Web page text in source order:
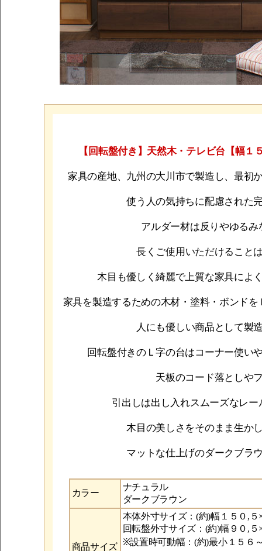
【回転盤付き】天然木・テレビ台【幅
家具の産地、九州の大川市で製造し、最初
使う人の気持ちに配慮された
アルダー材は反りやゆるみ
長くご使用いただけること
木目も優しく綺麗で上質な家具によ
家具を製造するための木材・塗料・ボン
人にも優しい商品として製
回転盤付きのＬ字の台はコーナー使い
天板のコード落としや
引出しは出し入れスムーズなレ
木目の美しさをそのまま生か
マットな仕上げのダークブラ
カラー
ナチュラル
ダークブラウン
商品サイズ
本体外寸サイズ：(約)幅１５０,
回転盤外寸サイズ：(約)幅９０,
※設置時可動幅：(約)最小１５６